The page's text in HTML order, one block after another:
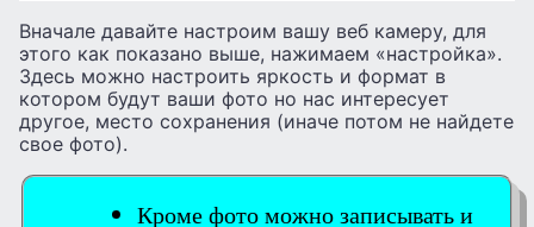
Вначале давайте настроим вашу веб камеру, для
этого как показано выше, нажимаем «настройка».
Здесь можно настроить яркость и формат в
котором будут ваши фото но нас интересует
другое, место сохранения (иначе потом не найдете
свое фото).
Кроме фото можно записывать и